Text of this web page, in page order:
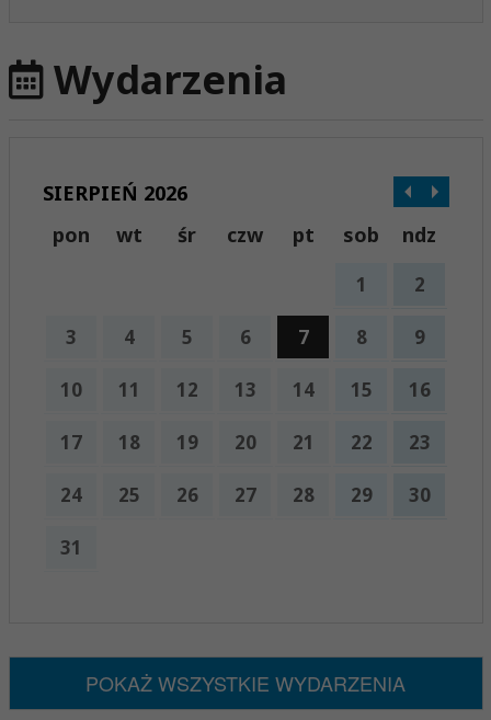
Wydarzenia
SIERPIEŃ 2026
pon
wt śr czw pt sob ndz
1 2
3 4 5 6 7 8 9
10 11 12 13 14 15 16
17 18 19 20 21 22 23
24 25 26 27 28 29 30
31
POKAŻ WSZYSTKIE WYDARZENIA